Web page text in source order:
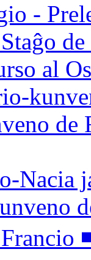
-
al
de
Nacia